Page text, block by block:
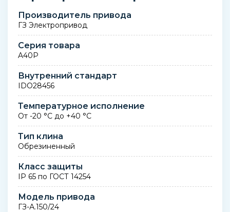
Производитель привода
ГЗ Электропривод
Серия товара
A40P
Внутренний стандарт
IDO28456
Температурное исполнение
От -20 °С до +40 °С
Тип клина
Обрезиненный
Класс защиты
IP 65 по ГОСТ 14254
Модель привода
ГЗ-А.150/24